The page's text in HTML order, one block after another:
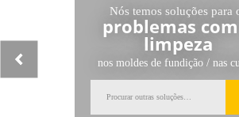
Nós temos soluções para
problemas
limpeza
nos moldes de fundição / nas